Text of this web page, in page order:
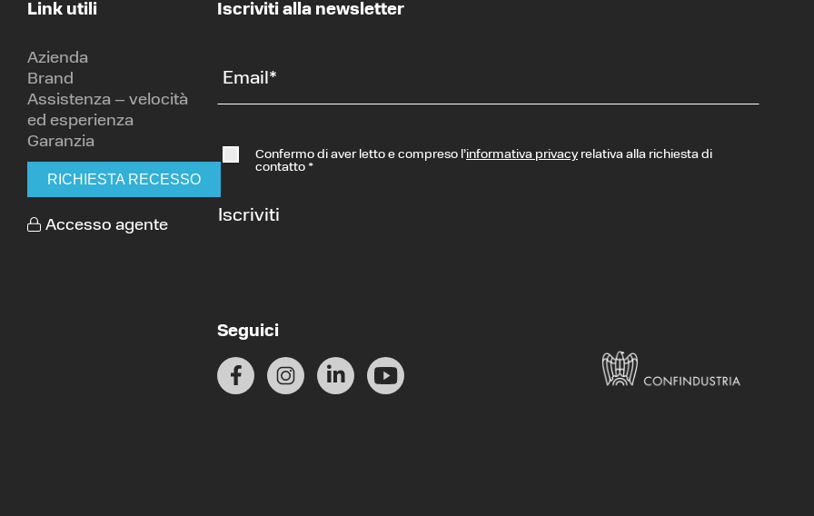
Link utili
Azienda
Brand
Assistenza – velocità
ed esperienza
Garanzia
RICHIESTA RECESSO
Accesso agente
Iscriviti alla newsletter
Email*
Confermo di aver letto e compreso l’informativa privacyrelativa alla richiesta di
contatto *
Iscriviti
Seguici